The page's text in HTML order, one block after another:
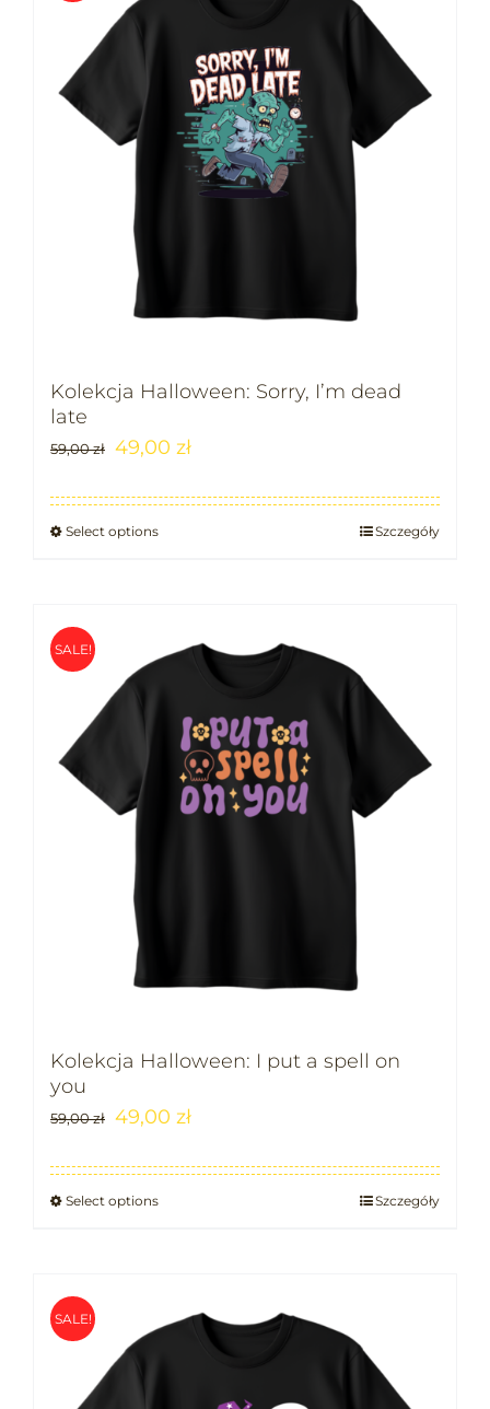
Kolekcja Halloween: Sorry, I’m dead
late
59,00zł 49,00 zł
Select options Szczegóły
SALE!
Kolekcja Halloween: I put a spell on
you
59,00zł 49,00 zł
Select options Szczegóły
SALE!